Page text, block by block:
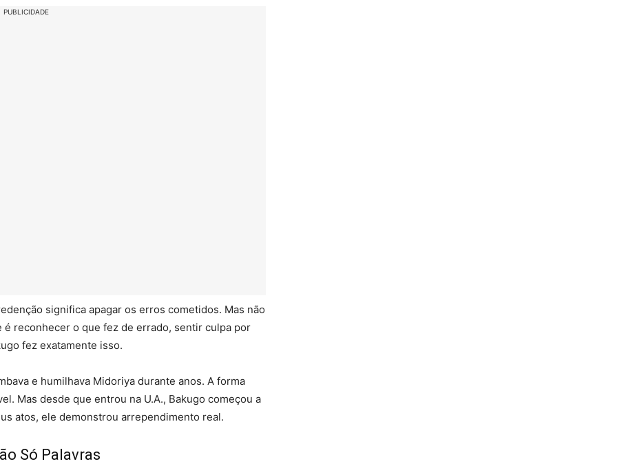
PUBLICIDADE
significa apagar os erros cometidos. Mas não
reconhecer o que fez de errado, sentir culpa por
fez exatamente isso.
e humilhava Midoriya durante anos. A forma
Mas desde que entrou na U.A., Bakugo começou a
atos, ele demonstrou arrependimento real.
Só Palavras